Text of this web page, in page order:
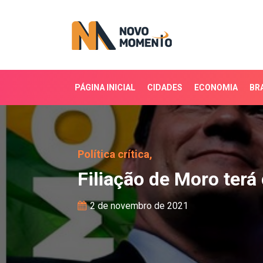
PÁGINA INICIAL CIDADES ECONOMIA
Filiação de Moro terá
Política crítica,
Filiação de Moro terá
2 de novembro de 2021